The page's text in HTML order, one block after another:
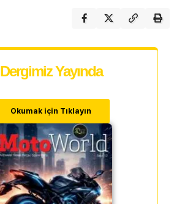
Dergimiz Yayında
Okumak için Tıklayın